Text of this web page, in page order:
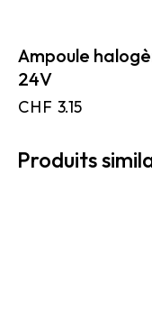
Ampoule
24V
CHF 3.15
Produits